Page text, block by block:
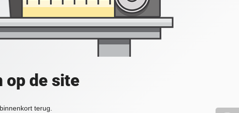
op de site
terug.